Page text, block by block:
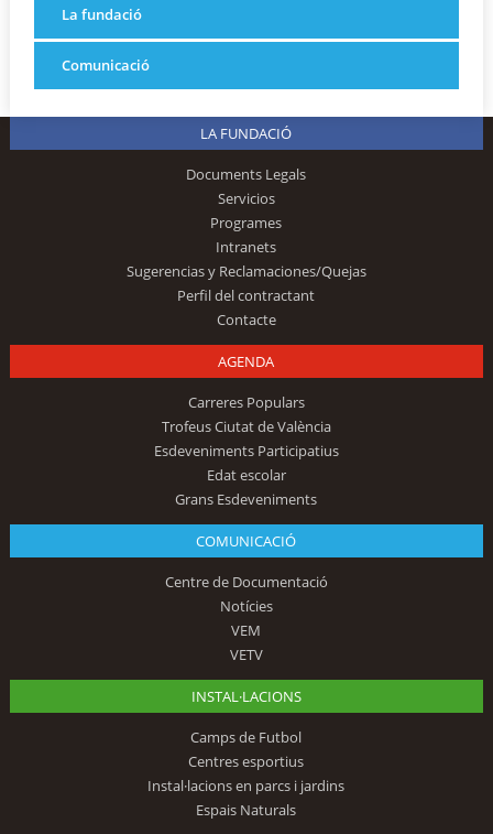
La fundació
Comunicació
LA FUNDACIÓ
Documents Legals
Servicios
Programes
Intranets
Sugerencias y Reclamaciones/Quejas
Perfil del contractant
Contacte
AGENDA
Carreres Populars
Trofeus Ciutat de València
Esdeveniments Participatius
Edat escolar
Grans Esdeveniments
COMUNICACIÓ
Centre de Documentació
Notícies
VEM
VETV
INSTAL·LACIONS
Camps de Futbol
Centres esportius
Instal·lacions en parcs i jardins
Espais Naturals